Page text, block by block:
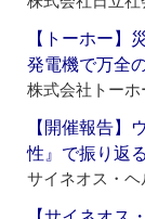
【トーホー
発電機で万全
株式会社トーホ
【開催報告】
性』で振り返
サイネオス・